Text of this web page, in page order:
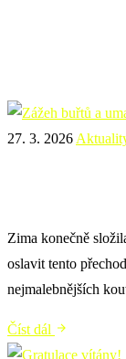
27. 3. 2026
Zima konečně
oslavit tento
nejmalebnějších
Číst dál